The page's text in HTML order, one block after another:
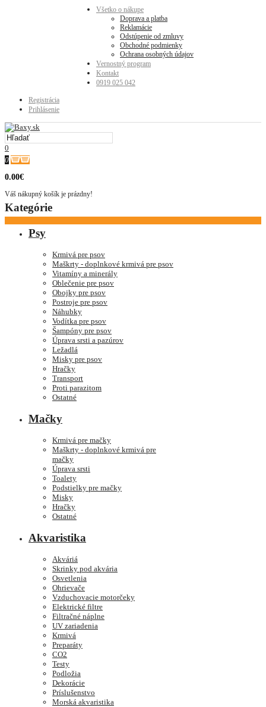
Všetko o nákupe
Doprava a platba
Reklamácie
Odstúpenie od zmluvy
Obchodné podmienky
Ochrana osobných údajov
Vernostný program
Kontakt
0919 025 042
Registrácia
Prihlásenie
0
0
0.00€
Váš nákupný košík je prázdny!
Kategórie
Psy
Krmivá pre psov
Maškrty - doplnkové krmivá pre psov
Vitamíny a minerály
Oblečenie pre psov
Obojky pre psov
Postroje pre psov
Náhubky
Vodítka pre psov
Šampóny pre psov
Úprava srsti a pazúrov
Ležadlá
Misky pre psov
Hračky
Transport
Proti parazitom
Ostatné
Mačky
Krmivá pre mačky
Maškrty - doplnkové krmivá pre
mačky
Úprava srsti
Toalety
Podstielky pre mačky
Misky
Hračky
Ostatné
Akvaristika
Akváriá
Skrinky pod akvária
Osvetlenia
Ohrievače
Vzduchovacie motorčeky
Elektrické filtre
Filtračné náplne
UV zariadenia
Krmivá
Preparáty
CO2
Testy
Podložia
Dekorácie
Príslušenstvo
Morská akvaristika